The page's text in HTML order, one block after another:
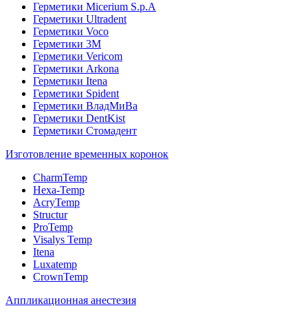
Герметики Micerium S.p.A
Герметики Ultradent
Герметики Voco
Герметики 3M
Герметики Vericom
Герметики Arkona
Герметики Itena
Герметики Spident
Герметики ВладМиВа
Герметики DentKist
Герметики Стомадент
Изготовление временных коронок
CharmTemp
Hexa-Temp
AcryTemp
Structur
ProTemp
Visalys Temp
Itena
Luxatemp
CrownTemp
Аппликационная анестезия